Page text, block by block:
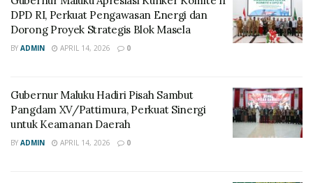
DPD RI, Perkuat Pengawasan Energi dan
Dorong Proyek Strategis Blok Masela
BY ADMIN APRIL 14, 2026 0
Gubernur Maluku Hadiri Pisah Sambut
Pangdam XV/Pattimura, Perkuat Sinergi
untuk Keamanan Daerah
BY ADMIN APRIL 14, 2026 0